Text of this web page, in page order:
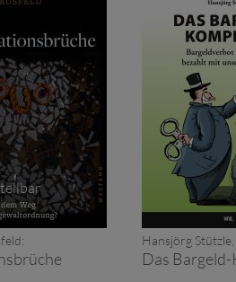
Hansjörg
Das